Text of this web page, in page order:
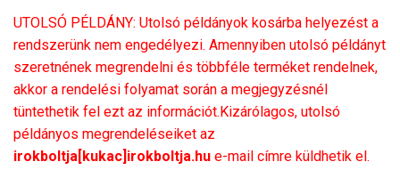
UTOLSÓ PÉLDÁNY: Utolsó példányok kosárba helyezést a
rendszerünk nem engedélyezi. Amennyiben utolsó példányt
szeretnének megrendelni és többféle terméket rendelnek,
akkor a rendelési folyamat során a megjegyzésnél
tüntethetik fel ezt az információt.Kizárólagos, utolsó
példányos megrendeléseiket az
irokboltja[kukac]irokboltja.hu e-mail címre küldhetik el.